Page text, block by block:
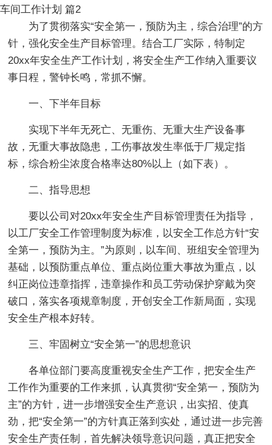
车间工作计划 篇2
为了贯彻落实“安全第一，预防为主，综合治理”的方
针，强化安全生产目标管理。结合工厂实际，特制定
20xx年安全生产工作计划，将安全生产工作纳入重要议
事日程，警钟长鸣，常抓不懈。
一、下半年目标
实现下半年无死亡、无重伤、无重大生产设备事
故，无重大事故隐患，工伤事故发生率低于厂规定指
标，综合粉尘浓度合格率达80%以上（如下表）。
二、指导思想
要以公司对20xx年安全生产目标管理责任为指导，
以工厂安全工作管理制度为标准，以安全工作总方针“安
全第一，预防为主。”为原则，以车间、班组安全管理为
基础，以预防重点单位、重点岗位重大事故为重点，以
纠正岗位违章指挥，违章操作和员工劳动保护穿戴为突
破口，落实各项规章制度，开创安全工作新局面，实现
安全生产根本好转。
三、牢固树立“安全第一”的思想意识
各单位部门要高度重视安全生产工作，把安全生产
工作作为重要的工作来抓，认真贯彻“安全第一，预防为
主”的方针，进一步增强安全生产意识，出实招、使真
劲，把“安全第一”的方针真正落到实处，通过进一步完善
安全生产责任制，首先解决领导意识问题，真正把安全